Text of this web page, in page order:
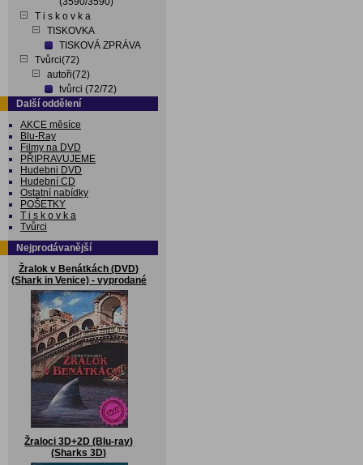
T i s k o v k a
TISKOVKA
TISKOVÁ ZPRÁVA
Tvůrci(72)
autoři(72)
tvůrci (72/72)
Další oddělení
AKCE měsíce
Blu-Ray
Filmy na DVD
PŘIPRAVUJEME
Hudebni DVD
Hudební CD
Ostatní nabídky
POŠETKY
T i s k o v k a
Tvůrci
Nejprodávanější
Žralok v Benátkách (DVD)
(Shark in Venice) - vyprodané
Žraloci 3D+2D (Blu-ray)
(Sharks 3D)